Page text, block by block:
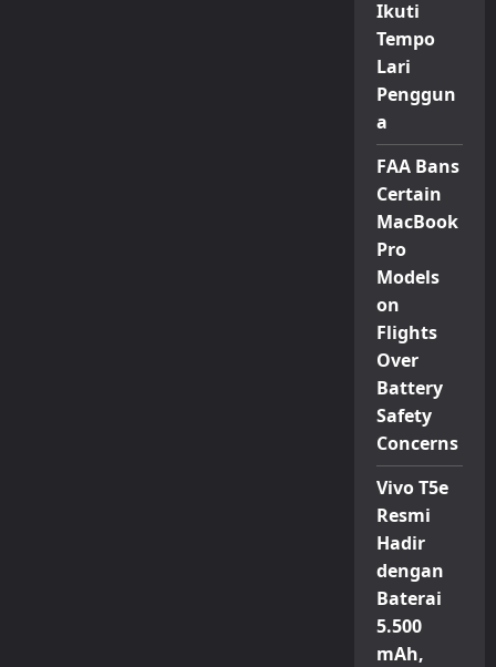
Ikuti
Tempo
Lari
Penggun
a
FAA Bans
Certain
MacBook
Pro
Models
on
Flights
Over
Battery
Safety
Concerns
Vivo T5e
Resmi
Hadir
dengan
Baterai
5.500
mAh,